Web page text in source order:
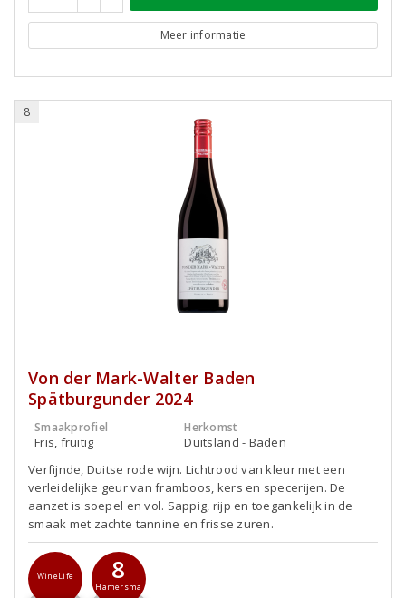
Meer informatie
8
Von der Mark-Walter Baden
Spätburgunder 2024
Smaakprofiel
Fris, fruitig
Herkomst
Duitsland - Baden
Verfijnde, Duitse rode wijn. Lichtrood van kleur met een
verleidelijke geur van framboos, kers en specerijen. De
aanzet is soepel en vol. Sappig, rijp en toegankelijk in de
smaak met zachte tannine en frisse zuren.
WineLife 8
Hamersma